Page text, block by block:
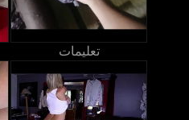
تعليمات